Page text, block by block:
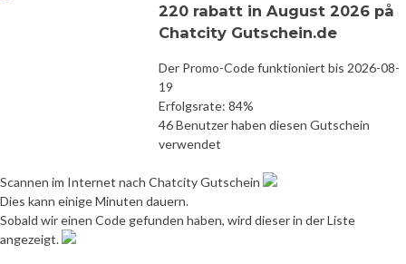
220 rabatt in August 2026 på
Chatcity Gutschein.de
Der Promo-Code funktioniert bis 2026-08-
19
Erfolgsrate: 84%
46 Benutzer haben diesen Gutschein
verwendet
Scannen im Internet nach Chatcity Gutschein
Dies kann einige Minuten dauern.
Sobald wir einen Code gefunden haben, wird dieser in der Liste
angezeigt.